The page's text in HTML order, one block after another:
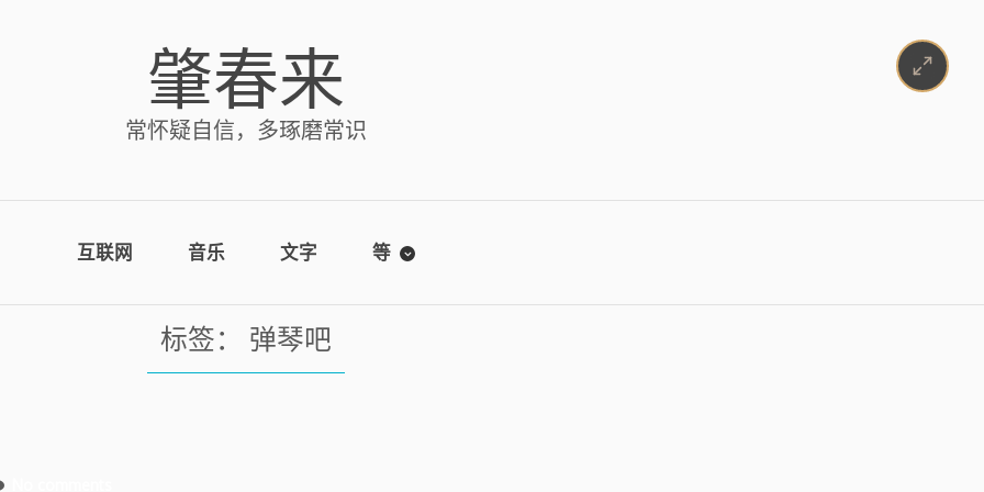
肇春来
常怀疑自信，多琢磨常识
互联网 音乐 文字 等
标签： 弹琴吧